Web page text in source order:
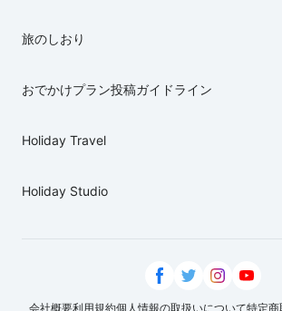
旅のしおり
おでかけプラン投稿ガイドライン
Holiday Travel
Holiday Studio
会社概要利用規約個人情報の取扱いについて特定商